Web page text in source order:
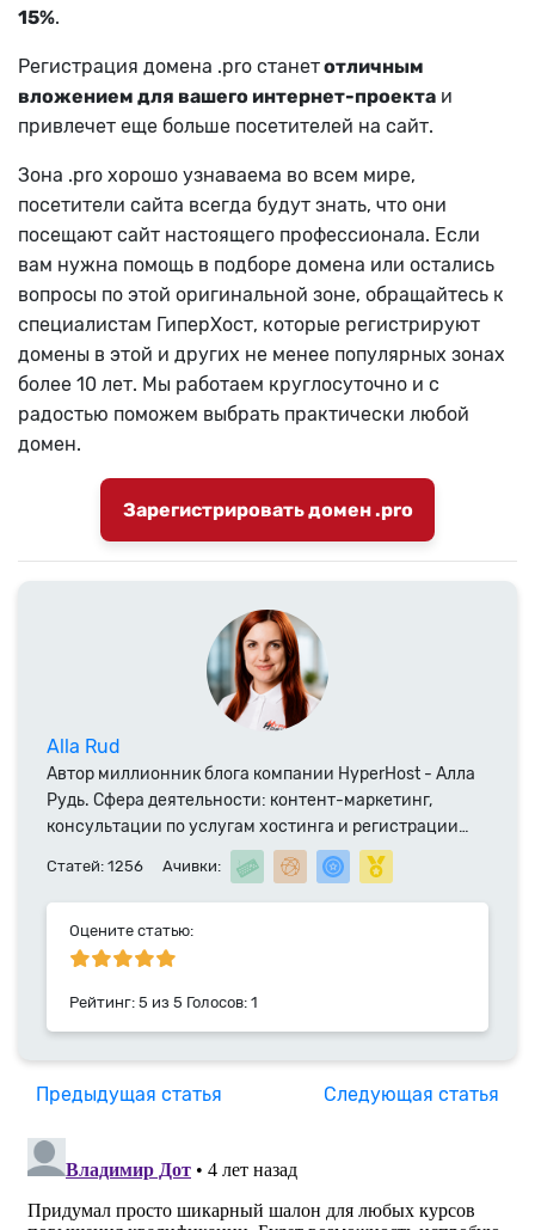
15%.
Регистрация домена .pro станетотличным
вложением для вашего интернет-проекта и
привлечет еще больше посетителей на сайт.
Зона .pro хорошо узнаваема во всем мире,
посетители сайта всегда будут знать, что они
посещают сайт настоящего профессионала. Если
вам нужна помощь в подборе домена или остались
вопросы по этой оригинальной зоне, обращайтесь к
специалистам ГиперХост, которые регистрируют
домены в этой и других не менее популярных зонах
более 10 лет. Мы работаем круглосуточно и с
радостью поможем выбрать практически любой
домен.
Зарегистрировать домен .pro
Alla Rud
Автор миллионник блога компании HyperHost - Алла
Рудь. Сфера деятельности: контент-маркетинг,
консультации по услугам хостинга и регистрации
доменных имен. Специалист компании HyperHost.UA
Статей: 1256 Ачивки:
Оцените статью:
Рейтинг: 5 из 5 Голосов: 1
Предыдущая статья Следующая статья